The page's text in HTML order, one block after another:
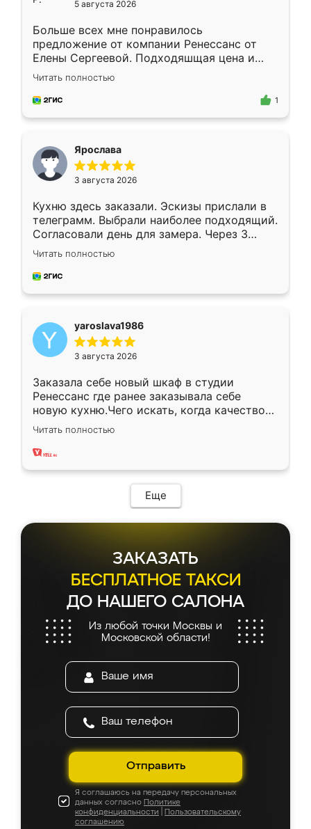
5 августа 2026
Больше всех мне понравилось
предложение от компании Ренессанс от
Елены Сергеевой. Подходяшщая цена и
короткие сроки изготовления. Приехавший
для замера сотрудник Владислав
предложил по моему эскизу самый
Читать полностью
1
Ярослава
3 августа 2026
Кухню здесь заказали. Эскизы прислали в
телеграмм. Выбрали наиболее подходящий.
Согласовали день для замера. Через 3
недели кухня была уже готова. Остались
довольны работой. Спасибо Ренессанс
мебель за качественную работу!
Читать полностью
yaroslava1986
3 августа 2026
Заказала себе новый шкаф в студии
Ренессанс где ранее заказывала себе
новую кухню.Чего искать, когда качеством
вполне довольна. Служит кухня уже почти
два года, нареканий нет.
Читать полностью
Еще
ЗАКАЗАТЬ
БЕСПЛАТНОЕ ТАКСИ
ДО НАШЕГО САЛОНА
Из любой точки Москвы и
Московской области!
Отправить
Я соглашаюсь на передачу персональных
данных согласно Политике
конфиденциальности
Пользовательскому
соглашению